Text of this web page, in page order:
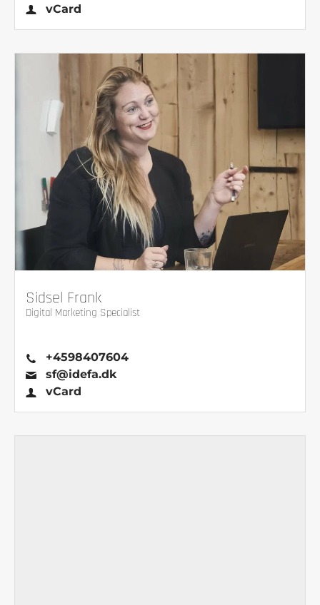
vCard
Sidsel Frank
Digital Marketing Specialist
+4598407604
sf@idefa.dk
vCard